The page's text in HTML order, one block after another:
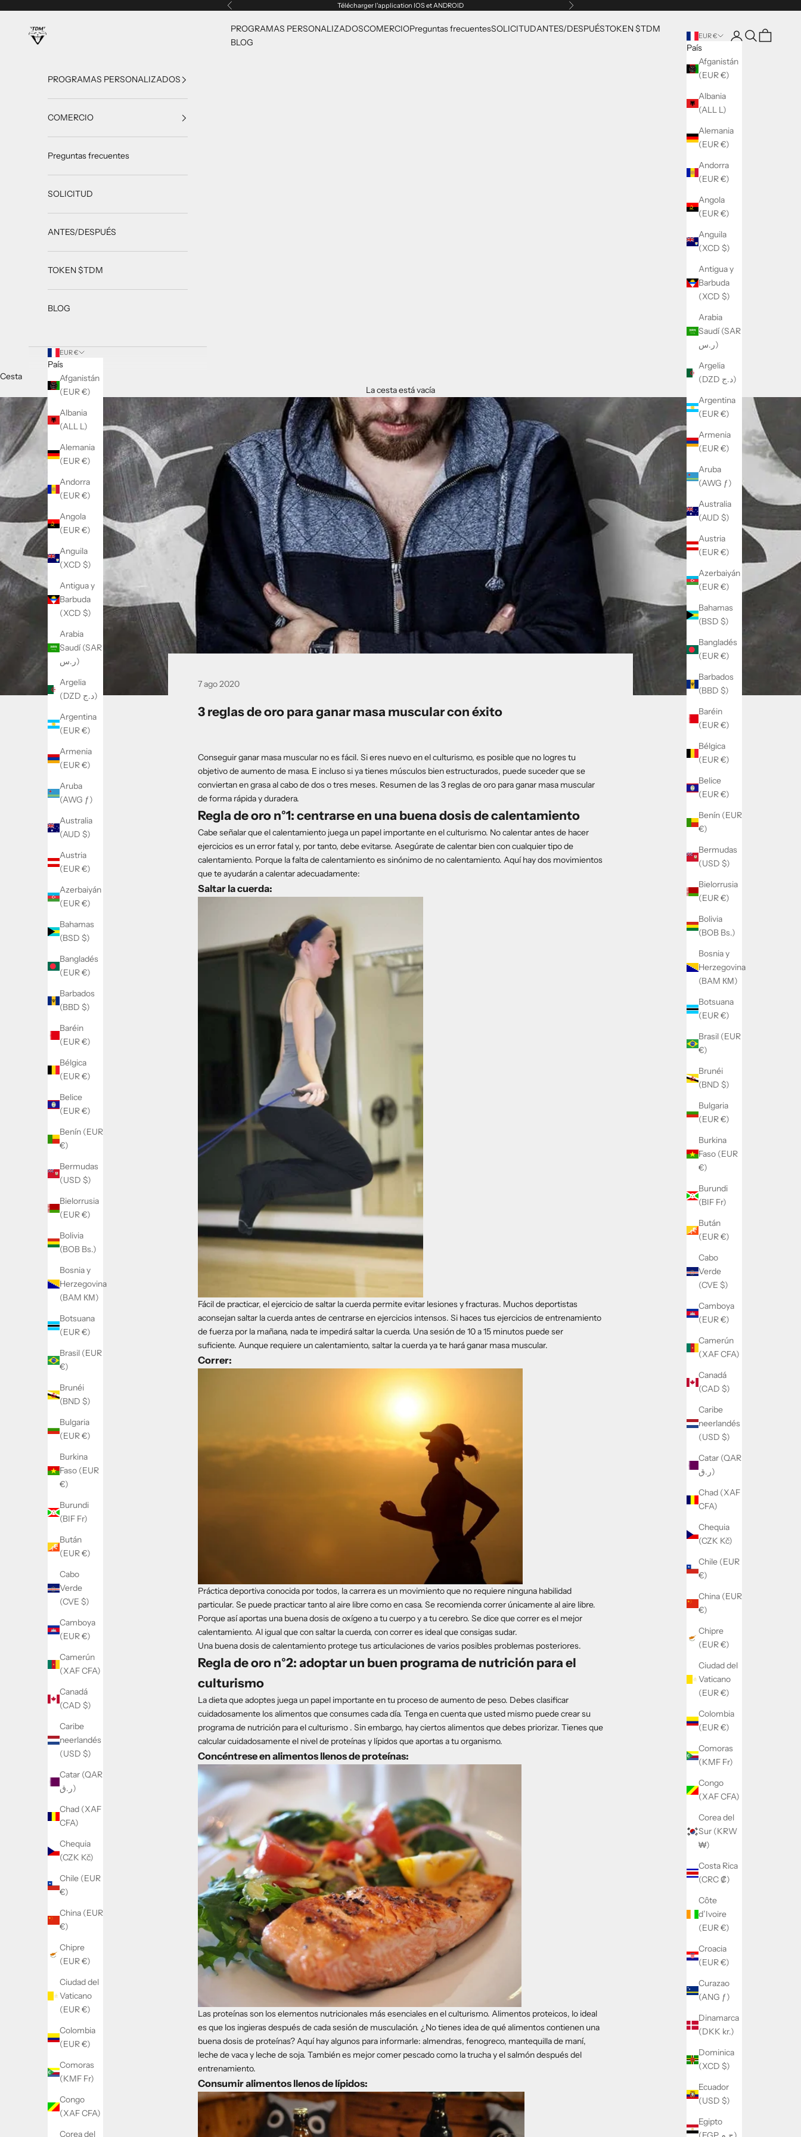
Anterior Télécharger l'application IOSetANDROID Siguiente
TrainingDietMax PROGRAMAS PERSONALIZADOSCOMERCIOPreguntas frecuentesSOLICITUDANTES/DESPUÉSTOKEN $TDM
BLOG
EUR €
País
Afganistán
(EUR €)
Albania
(ALL L)
Alemania
(EUR €)
Andorra
(EUR €)
Angola
(EUR €)
Anguila
(XCD $)
Antigua y
Barbuda
(XCD $)
Arabia
Saudí (SAR
ر.س)
Argelia
(DZD د.ج)
Argentina
(EUR €)
Armenia
(EUR €)
Aruba
(AWG ƒ)
Australia
(AUD $)
Austria
(EUR €)
Azerbaiyán
(EUR €)
Bahamas
(BSD $)
Bangladés
(EUR €)
Barbados
(BBD $)
Baréin
(EUR €)
Bélgica
(EUR €)
Belice
(EUR €)
Benín (EUR
€)
Bermudas
(USD $)
Bielorrusia
(EUR €)
Bolivia
(BOB Bs.)
Bosnia y
Herzegovina
(BAM КМ)
Botsuana
(EUR €)
Brasil (EUR
€)
Brunéi
(BND $)
Bulgaria
(EUR €)
Burkina
Faso (EUR
€)
Burundi
(BIF Fr)
Bután
(EUR €)
Cabo
Verde
(CVE $)
Camboya
(EUR €)
Camerún
(XAF CFA)
Canadá
(CAD $)
Caribe
neerlandés
(USD $)
Catar (QAR
ر.ق)
Chad (XAF
CFA)
Chequia
(CZK Kč)
Chile (EUR
€)
China (EUR
€)
Chipre
(EUR €)
Ciudad del
Vaticano
(EUR €)
Colombia
(EUR €)
Comoras
(KMF Fr)
Congo
(XAF CFA)
Corea del
Sur (KRW
₩)
Costa Rica
(CRC ₡)
Côte
d’Ivoire
(EUR €)
Croacia
(EUR €)
Curazao
(ANG ƒ)
Dinamarca
(DKK kr.)
Dominica
(XCD $)
Ecuador
(USD $)
Egipto
Abrir página de la
Abrir búsqueda
Abrir cesta
PROGRAMAS PERSONALIZADOS
COMERCIO
Preguntas frecuentes
SOLICITUD
ANTES/DESPUÉS
TOKEN $TDM
BLOG
EUR €
País
Afganistán
(EUR €)
Albania
(ALL L)
Alemania
(EUR €)
Andorra
(EUR €)
Angola
(EUR €)
Anguila
(XCD $)
Antigua y
Barbuda
(XCD $)
Arabia
Saudí (SAR
ر.س)
Argelia
(DZD د.ج)
Argentina
(EUR €)
Armenia
(EUR €)
Aruba
(AWG ƒ)
Australia
(AUD $)
Austria
(EUR €)
Azerbaiyán
(EUR €)
Bahamas
(BSD $)
Bangladés
(EUR €)
Barbados
(BBD $)
Baréin
(EUR €)
Bélgica
(EUR €)
Belice
(EUR €)
Benín (EUR
€)
Bermudas
(USD $)
Bielorrusia
(EUR €)
Bolivia
(BOB Bs.)
Bosnia y
Herzegovina
(BAM КМ)
Botsuana
(EUR €)
Brasil (EUR
€)
Brunéi
(BND $)
Bulgaria
(EUR €)
Burkina
Faso (EUR
€)
Burundi
(BIF Fr)
Bután
(EUR €)
Cabo
Verde
(CVE $)
Camboya
(EUR €)
Camerún
(XAF CFA)
Canadá
(CAD $)
Caribe
neerlandés
(USD $)
Catar (QAR
ر.ق)
Chad (XAF
CFA)
Chequia
(CZK Kč)
Chile (EUR
€)
China (EUR
€)
Chipre
(EUR €)
Ciudad del
Vaticano
(EUR €)
Colombia
(EUR €)
Comoras
(KMF Fr)
Congo
(XAF CFA)
Corea del
Cesta
La cesta está vacía
7 ago 2020
3 reglas de oro para ganar masa muscular con éxito
Conseguir ganar masa muscular no es fácil. Si eres nuevo en el culturismo, es posible que no logres tu
objetivo de aumento de masa. E incluso si ya tienes músculos bien estructurados, puede suceder que se
conviertan en grasa al cabo de dos o tres meses. Resumen de las 3 reglas de oro para ganar masa muscular
de forma rápida y duradera.
Regla de oro n°1: centrarse en una buena dosis de calentamiento
Cabe señalar que el calentamiento juega un papel importante en el culturismo. No calentar antes de hacer
ejercicios es un error fatal y, por tanto, debe evitarse. Asegúrate de calentar bien con cualquier tipo de
calentamiento. Porque la falta de calentamiento es sinónimo de no calentamiento. Aquí hay dos movimientos
que te ayudarán a calentar adecuadamente:
Saltar la cuerda:
Fácil de practicar, el ejercicio de saltar la cuerda permite evitar lesiones y fracturas. Muchos deportistas
aconsejansaltar la cuerdaantes de centrarse en ejercicios intensos. Si haces tus ejercicios de entrenamiento
de fuerza por la mañana, nada te impedirá saltar la cuerda. Una sesión de 10 a 15 minutos puede ser
suficiente. Aunque requiere un calentamiento, saltar la cuerda ya te hará ganar masa muscular.
Correr:
Práctica deportiva conocida por todos, la carrera es un movimiento que no requiere ninguna habilidad
particular. Se puede practicar tanto al aire libre como en casa. Se recomienda correr únicamente al aire libre.
Porque así aportas una buena dosis de oxígeno a tu cuerpo y a tu cerebro. Se dice que correr es el mejor
calentamiento. Al igual que con saltar la cuerda, con correr es ideal que consigas sudar.
Una buena dosis de calentamiento protege tus articulaciones de varios posibles problemas posteriores.
Regla de oro n°2: adoptar un buen programa de nutrición para el
culturismo
La dieta que adoptes juega un papel importante en tu proceso de aumento de peso. Debes clasificar
cuidadosamente los alimentos que consumes cada día. Tenga en cuenta que usted mismo puede crear su
programa de nutrición para el culturismo . Sin embargo, hay ciertos alimentos que debes priorizar. Tienes que
calcular cuidadosamente el nivel de proteínas y lípidos que aportas a tu organismo.
Concéntrese en alimentos llenos de proteínas:
Las proteínas son los elementos nutricionales más esenciales en el culturismo. Alimentos proteicos, lo ideal
es que los ingieras después de cada sesión de musculación. ¿No tienes idea de qué alimentos contienen una
buena dosis de proteínas? Aquí hay algunos para informarle: almendras, fenogreco, mantequilla de maní,
leche de vaca y leche de soja. También es mejor comer pescado como la trucha y el salmón después del
entrenamiento.
Consumir alimentos llenos de lípidos: